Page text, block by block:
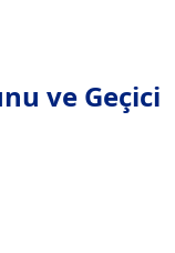
ve Geçici